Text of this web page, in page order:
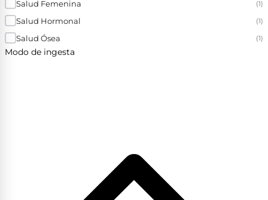
Salud Femenina (1)
Salud Hormonal (1)
Salud Ósea (1)
Modo de ingesta